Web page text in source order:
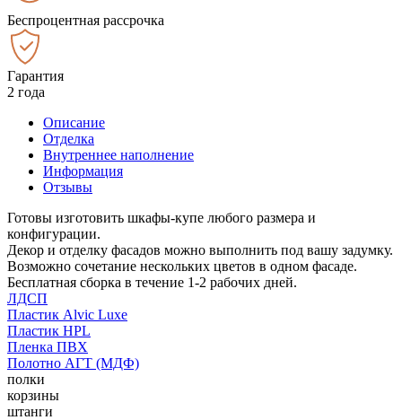
Беспроцентная рассрочка
Гарантия
2 года
Описание
Отделка
Внутреннее наполнение
Информация
Отзывы
Готовы изготовить шкафы-купе любого размера и
конфигурации.
Декор и отделку фасадов можно выполнить под вашу задумку.
Возможно сочетание нескольких цветов в одном фасаде.
Бесплатная сборка в течение 1-2 рабочих дней.
ЛДСП
Пластик Alvic Luxe
Пластик HPL
Пленка ПВХ
Полотно АГТ (МДФ)
полки
корзины
штанги